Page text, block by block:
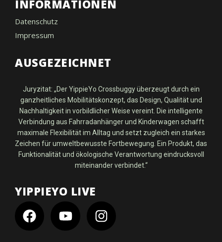
INFORMATIONEN
Datenschutz
Impressum
AUSGEZEICHNET
Juryzitat: „Der YippieYo Crossbuggy überzeugt durch ein
ganzheitliches Mobilitätskonzept, das Design, Qualität und
Nachhaltigkeit in vorbildlicher Weise vereint. Die intelligente
Verbindung aus Fahrradanhänger und Kinderwagen schafft
maximale Flexibilität im Alltag und setzt zugleich ein starkes
Zeichen für umweltbewusste Fortbewegung. Ein Produkt, das
Funktionalität und ökologische Verantwortung eindrucksvoll
miteinander verbindet.“
YIPPIEYO LIVE